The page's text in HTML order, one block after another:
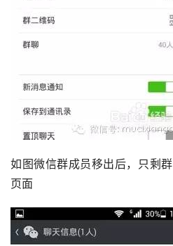
如图微信群成员移出后，只剩
页面